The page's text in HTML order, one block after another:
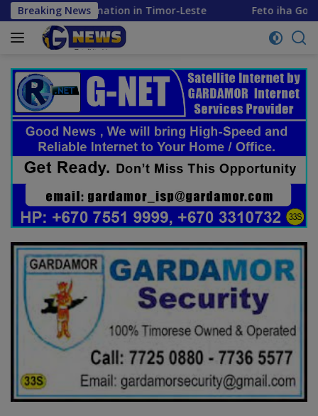
Skip
to
content
Breaking News
in Timor-Leste Feto iha Governasaun lokal